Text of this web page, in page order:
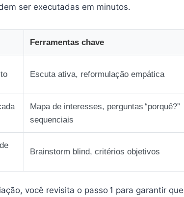
ser executadas em minutos.
Ferramentas chave
Escuta ativa, reformulação empática
Mapa de interesses, perguntas “porquê?”
sequenciais
Brainstorm blind, critérios objetivos
você revisita o passo 1 para garantir que